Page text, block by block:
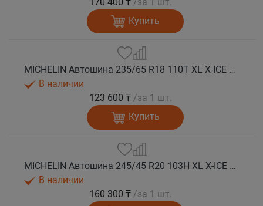
Купить
MICHELIN Автошина 235/65 R18 110T XL X-ICE SNOW SUV зима
В наличии
123 600 ₸ /за 1 шт.
Купить
MICHELIN Автошина 245/45 R20 103H XL X-ICE SNOW SUV зима
В наличии
160 300 ₸ /за 1 шт.